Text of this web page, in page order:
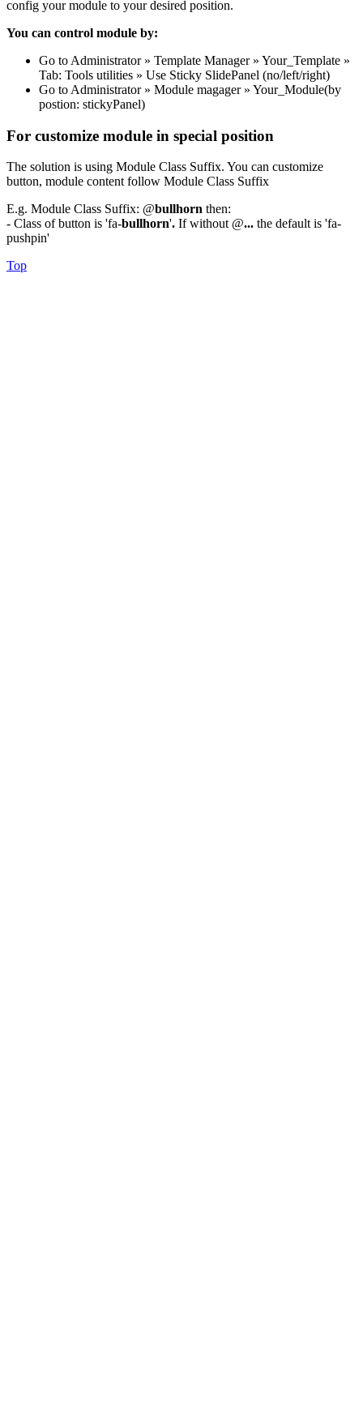
config your module to your desired position.
You can control module by:
Go to Administrator » Template Manager » Your_Template »
Tab: Tools utilities » Use Sticky SlidePanel (no/left/right)
Go to Administrator » Module magager » Your_Module(by
postion: stickyPanel)
For customize module in special position
The solution is using Module Class Suffix. You can customize
button, module content follow Module Class Suffix
E.g. Module Class Suffix: @bullhorn then:
- Class of button is 'fa-bullhorn'. If without @... the default is 'fa-
pushpin'
Top